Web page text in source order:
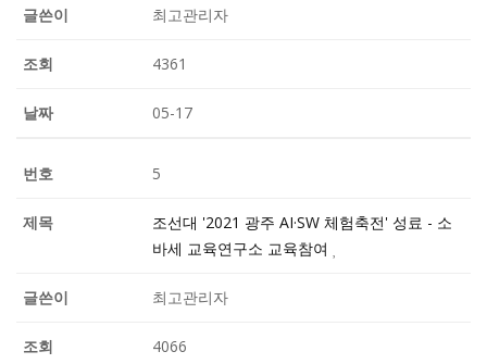
최고관리자
4361
05-17
5
조선대 '2021 광주 AI·SW 체험축전' 성료 - 소
바세 교육연구소 교육참여
최고관리자
4066